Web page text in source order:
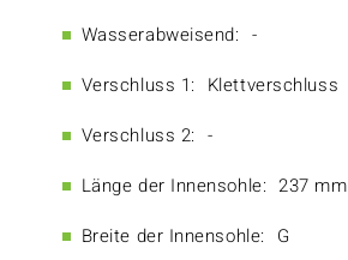
Wasserabweisend: -
Verschluss 1: Klettverschluss
Verschluss 2: -
Länge der Innensohle: 237 mm
Breite der Innensohle: G